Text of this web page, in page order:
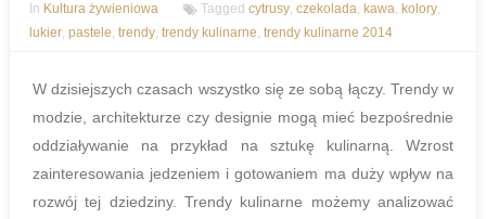
In Kultura żywieniowa Tagged cytrusy, czekolada, kawa, kolory,
lukier, pastele, trendy, trendy kulinarne, trendy kulinarne 2014
W dzisiejszych czasach wszystko się ze sobą łączy. Trendy w
modzie, architekturze czy designie mogą mieć bezpośrednie
oddziaływanie na przykład na sztukę kulinarną. Wzrost
zainteresowania jedzeniem i gotowaniem ma duży wpływ na
rozwój tej dziedziny. Trendy kulinarne możemy analizować